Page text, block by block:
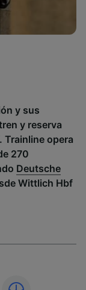
y sus
y reserva
Trainline opera
270
Deutsche
Wittlich Hbf